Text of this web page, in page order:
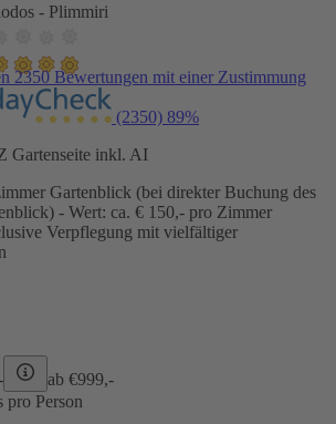
- Plimmiri
2350 Bewertungen mit einer Zustimmung
(2350) 89%
Gartenseite inkl. AI
Gartenblick (bei direkter Buchung des
- Wert: ca. € 150,- pro Zimmer
Verpflegung mit vielfältiger
ab €999,-
pro Person